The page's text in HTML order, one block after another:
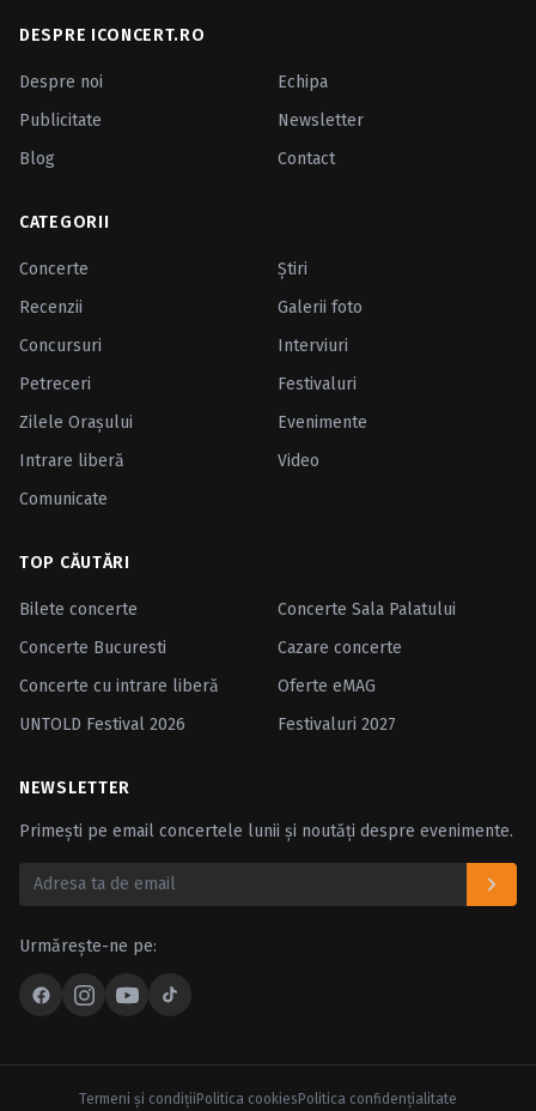
DESPRE ICONCERT.RO
Despre noi
Echipa
Publicitate
Newsletter
Blog
Contact
CATEGORII
Concerte
Ştiri
Recenzii
Galerii foto
Concursuri
Interviuri
Petreceri
Festivaluri
Zilele Oraşului
Evenimente
Intrare liberă
Video
Comunicate
TOP CĂUTĂRI
Bilete concerte
Concerte Sala Palatului
Concerte Bucuresti
Cazare concerte
Concerte cu intrare liberă
Oferte eMAG
UNTOLD Festival 2026
Festivaluri 2027
NEWSLETTER
Primești pe email concertele lunii și noutăți despre evenimente.
Urmărește-ne pe:
Termeni şi condiţii Politica cookies Politica confidenţialitate